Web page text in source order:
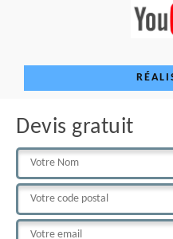
Devis gratuit